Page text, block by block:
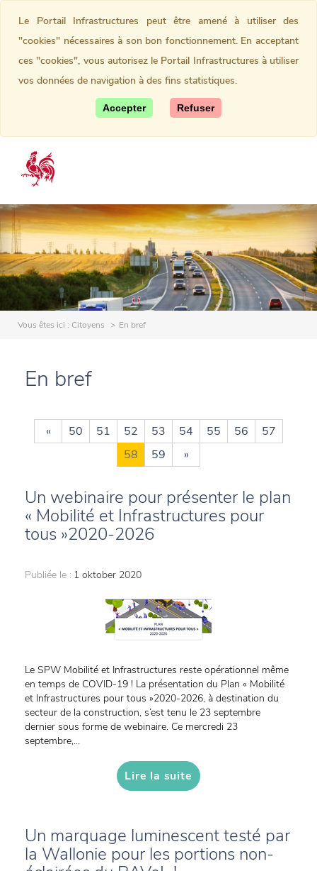
Vous êtes ici : Citoyens En bref
En bref
« 50 51 52 53 54 55 56
57
58
59 »
Un webinaire pour présenter le plan
« Mobilité et Infrastructures pour
tous »2020-2026
Publiée le : 1 oktober 2020
Le SPW Mobilité et Infrastructures reste opérationnel même
en temps de COVID-19 ! La présentation du Plan « Mobilité
et Infrastructures pour tous »2020-2026, à destination du
secteur de la construction, s’est tenu le 23 septembre
dernier sous forme de webinaire. Ce mercredi 23
septembre,...
Lire la suite
Un marquage luminescent testé par
la Wallonie pour les portions non-
Le Portail Infrastructures peut être amené à utiliser des
"cookies" nécessaires à son bon fonctionnement. En acceptant
ces "cookies", vous autorisez le Portail Infrastructures à utiliser
vos données de navigation à des fins statistiques.
Accepter Refuser